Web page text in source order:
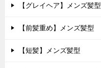
【グレイヘア】メンズ髪型
【前髪重め】メンズ髪型
【短髪】メンズ髪型